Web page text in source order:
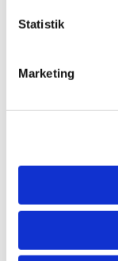
Statistik
Marketing
voksende
traditionelle
tilkøbe
sommer/
gravstedet